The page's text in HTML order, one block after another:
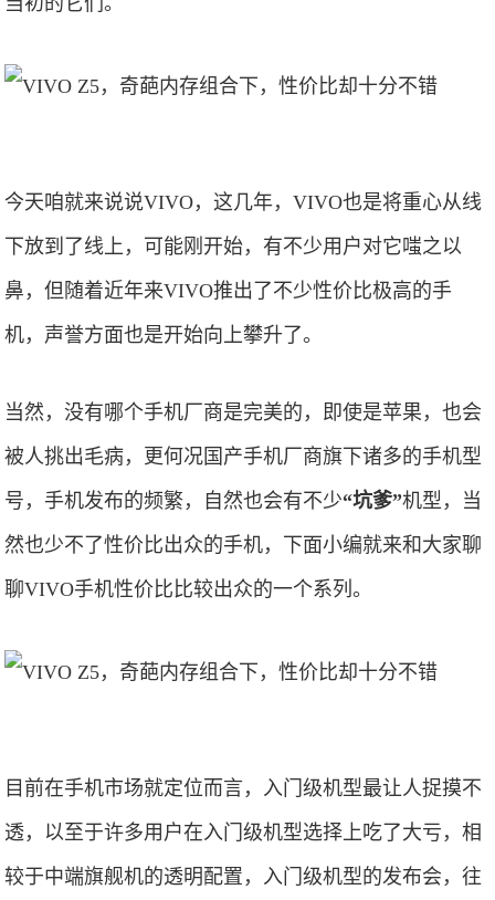
今天咱就来说说VIVO，这几年，VIVO也是将重心从线
下放到了线上，可能刚开始，有不少用户对它嗤之以
鼻，但随着近年来VIVO推出了不少性价比极高的手
机，声誉方面也是开始向上攀升了。
当然，没有哪个手机厂商是完美的，即使是苹果，也会
被人挑出毛病，更何况国产手机厂商旗下诸多的手机型
号，手机发布的频繁，自然也会有不少“坑爹”机型，当
然也少不了性价比出众的手机，下面小编就来和大家聊
聊VIVO手机性价比比较出众的一个系列。
目前在手机市场就定位而言，入门级机型最让人捉摸不
透，以至于许多用户在入门级机型选择上吃了大亏，相
较于中端旗舰机的透明配置，入门级机型的发布会，往